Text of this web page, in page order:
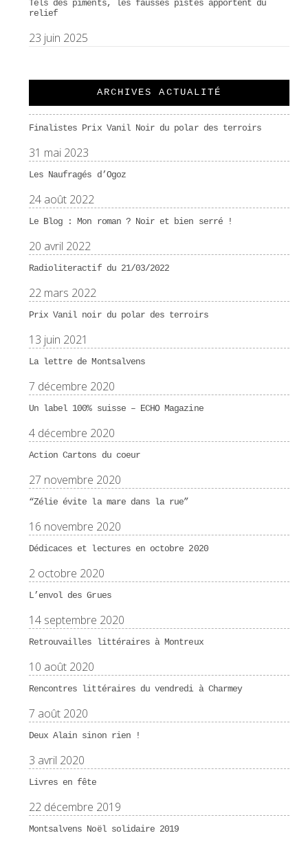
Tels des piments, les fausses pistes apportent du
relief
23 juin 2025
ARCHIVES ACTUALITÉ
Finalistes Prix Vanil Noir du polar des terroirs
31 mai 2023
Les Naufragés d’Ogoz
24 août 2022
Le Blog : Mon roman ? Noir et bien serré !
20 avril 2022
Radioliteractif du 21/03/2022
22 mars 2022
Prix Vanil noir du polar des terroirs
13 juin 2021
La lettre de Montsalvens
7 décembre 2020
Un label 100% suisse – ECHO Magazine
4 décembre 2020
Action Cartons du coeur
27 novembre 2020
“Zélie évite la mare dans la rue”
16 novembre 2020
Dédicaces et lectures en octobre 2020
2 octobre 2020
L’envol des Grues
14 septembre 2020
Retrouvailles littéraires à Montreux
10 août 2020
Rencontres littéraires du vendredi à Charmey
7 août 2020
Deux Alain sinon rien !
3 avril 2020
Livres en fête
22 décembre 2019
Montsalvens Noël solidaire 2019